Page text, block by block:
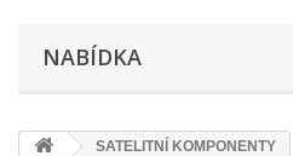
NABÍDKA
SATELITNÍ KOMPONENTY